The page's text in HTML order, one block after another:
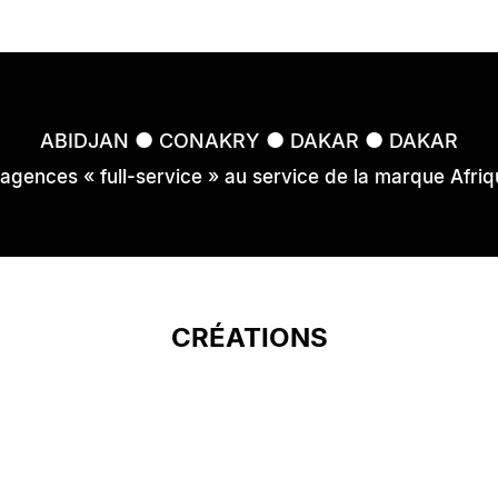
ABIDJAN ● CONAKRY ● DAKAR ● DAKAR
« full-service » au service de la marque
CRÉATIONS